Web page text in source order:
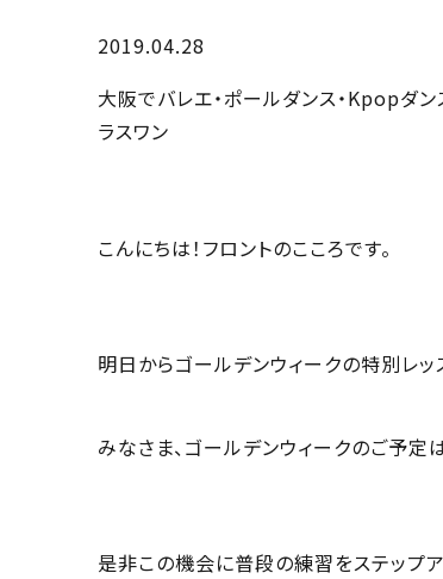
2019.04.28
大阪でバレエ・ポールダンス・Kpopダ
ラスワン
こんにちは！フロントのこころです。
明日からゴールデンウィークの特別レッ
みなさま、ゴールデンウィークのご予定
是非この機会に普段の練習をステップ